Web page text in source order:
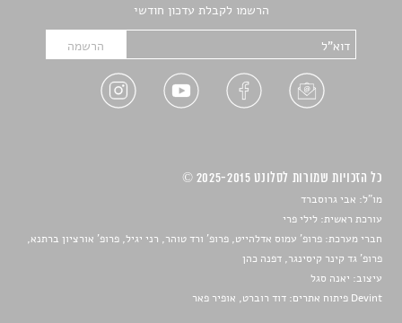
הרשמו לקבלת עדכון חודשי
כל הזכויות שמורות לסלונט 2025-2015 ©
מו"ל: אבי גרוסברד
עורכת ראשית: לילי פרי
חברי מערכת: פרופ' עמוס אדלהייט, פרופ' ורד טוהר, רני יגיל, פרופ' אורציון ברתנא,
פרופ' גד קינר קיסינגר, דפנה כהן
עיצוב: יאנה סגל
Devint פיתוח אתרים: דוד רוברט, אופיר פאר